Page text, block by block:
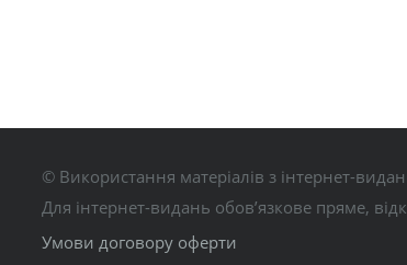
© Використання матеріалів з інтернет-
Для інтернет-видань обов’язкове пряме,
Умови договору оферти